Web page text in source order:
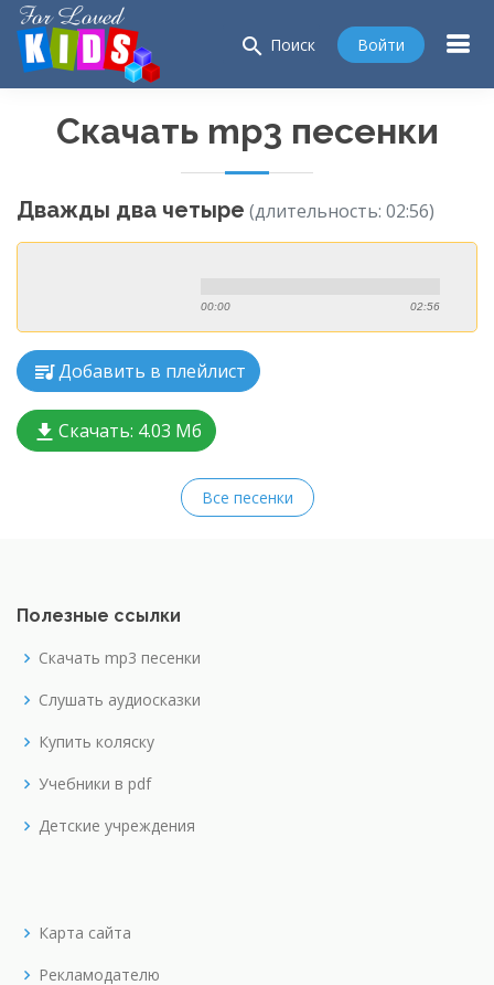
search Поиск Войти
Скачать mp3 песенки
Дважды два четыре (длительность: 02:56)
00:00 02:56
Добавить в плейлист
Скачать: 4.03 Мб
Все песенки
Полезные ссылки
Скачать mp3 песенки
Слушать аудиосказки
Купить коляску
Учебники в pdf
Детские учреждения
Карта сайта
Рекламодателю